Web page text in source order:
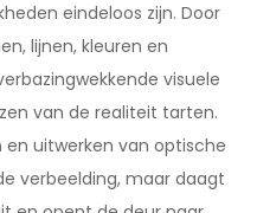
eindeloos zijn. Door
lijnen, kleuren en
visuele
van de realiteit tarten.
uitwerken van optische
verbeelding, maar daagt